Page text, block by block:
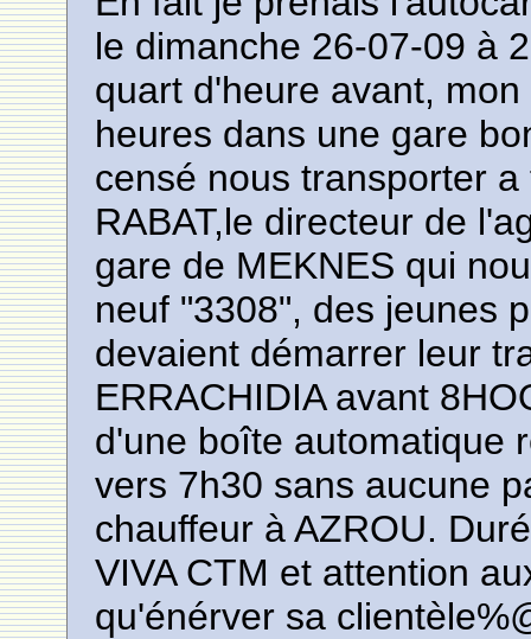
le dimanche 26-07-09 à
quart d'heure avant,
heures dans une gare
censé nous transporter
RABAT,le directeur de
gare de MEKNES qui
neuf "3308", des jeunes
devaient démarrer leur
ERRACHIDIA avant
d'une boîte automatique
vers 7h30 sans aucune
chauffeur à AZROU.
VIVA CTM et attention
qu'énérver sa